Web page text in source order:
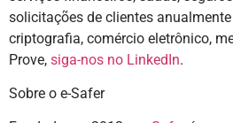
solicitações de clientes
criptografia, comércio eletrônico,
Prove, siga-nos no LinkedIn.
Sobre o e-Safer